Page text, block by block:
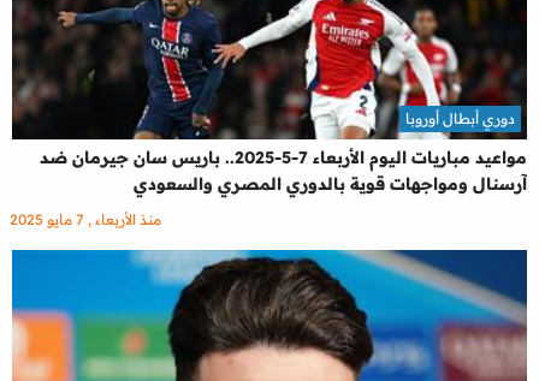
مواعيد مباريات اليوم الأربعاء 7-5-2025.. باريس سان جيرمان ضد
آرسنال ومواجهات قوية بالدوري المصري والسعودي
دوري أبطال أوروبا
منذ الأربعاء , 7 مايو 2025